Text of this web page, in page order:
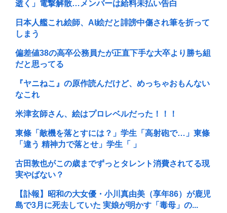
逝く」電撃解散…メンバーは給料未払い告白
日本人艦これ絵師、AI絵だと誹謗中傷され筆を折って
しまう
偏差値38の高卒公務員たが正直下手な大卒より勝ち組
だと思ってる
『ヤニねこ』の原作読んだけど、めっちゃおもんない
なこれ
米津玄師さん、絵はプロレベルだった！！！
東條「敵機を落とすには？」学生「高射砲で…」東條
「違う 精神力で落とせ」学生「 」
古田敦也がこの歳までずっとタレント消費されてる現
実やばない？
【訃報】昭和の大女優・小川真由美（享年86）が鹿児
島で3月に死去していた 実娘が明かす「毒母」の...